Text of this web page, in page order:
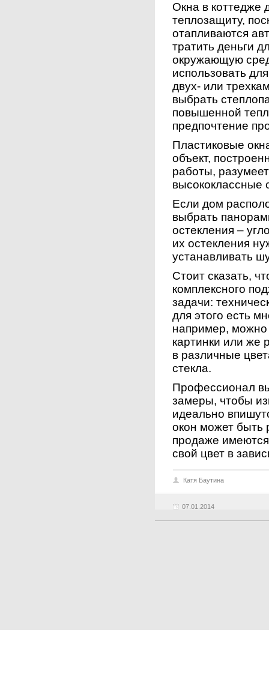
Окна в коттедже
теплозащиту,
отапливаются
тратить деньги
окружающую
использовать
двух- или
выбрать
повышенной
предпочтение
Пластиковые
объект,
работы,
высококлассные
Если дом
выбрать
остекления –
их остекления
устанавливать
Стоит сказать,
комплексного
задачи:
для этого есть
например, можно
картинки или же
в различные
стекла.
Профессионал
замеры, чтобы
идеально
окон может быть
продаже
свой цвет в
07.01.2014
Катя Баутина